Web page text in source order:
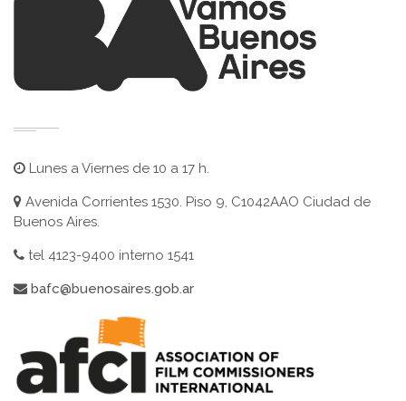
Lunes a Viernes de 10 a 17 h.
Avenida Corrientes 1530. Piso 9, C1042AAO Ciudad de
Buenos Aires.
tel 4123-9400 interno 1541
bafc@buenosaires.gob.ar